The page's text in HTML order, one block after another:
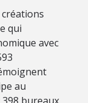
qui
avec
au